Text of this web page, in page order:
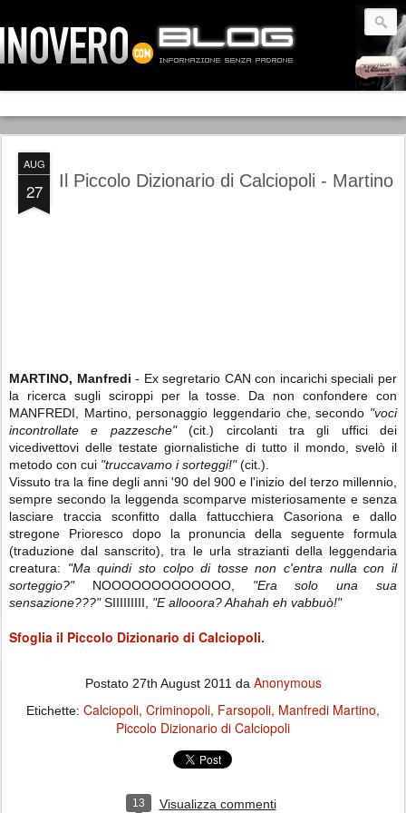
AUG
27 Il Piccolo Dizionario di Calciopoli - Martino
MARTINO, Manfredi - Ex segretario CAN con incarichi speciali per
la ricerca sugli sciroppi per la tosse. Da non confondere con
MANFREDI, Martino, personaggio leggendario che, secondo "voci
incontrollate e pazzesche"(cit.) circolanti tra gli uffici dei
vicedivettovi delle testate giornalistiche di tutto il mondo, svelò il
metodo con cui "truccavamo i sorteggi!"(cit.).
Vissuto tra la fine degli anni '90 del 900 e l'inizio del terzo millennio,
sempre secondo la leggenda scomparve misteriosamente e senza
lasciare traccia sconfitto dalla fattucchiera Casoriona e dallo
stregone Prioresco dopo la pronuncia della seguente formula
(traduzione dal sanscrito), tra le urla strazianti della leggendaria
creatura: "Ma quindi sto colpo di tosse non c'entra nulla con il
sorteggio?"NOOOOOOOOOOOOO, "Era solo una sua
sensazione???"SIIIIIIIII, "E allooora? Ahahah eh vabbuò!"
Sfoglia il Piccolo Dizionario di Calciopoli.
Postato 27th August 2011 da Anonymous
Etichette: Calciopoli Criminopoli Farsopoli Manfredi Martino
Piccolo Dizionario di Calciopoli
13 Visualizza commenti